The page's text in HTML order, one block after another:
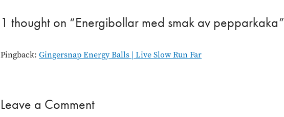
1 thought on “Energibollar med smak av pepparkaka”
Pingback: Gingersnap Energy Balls | Live Slow Run Far
Leave a Comment